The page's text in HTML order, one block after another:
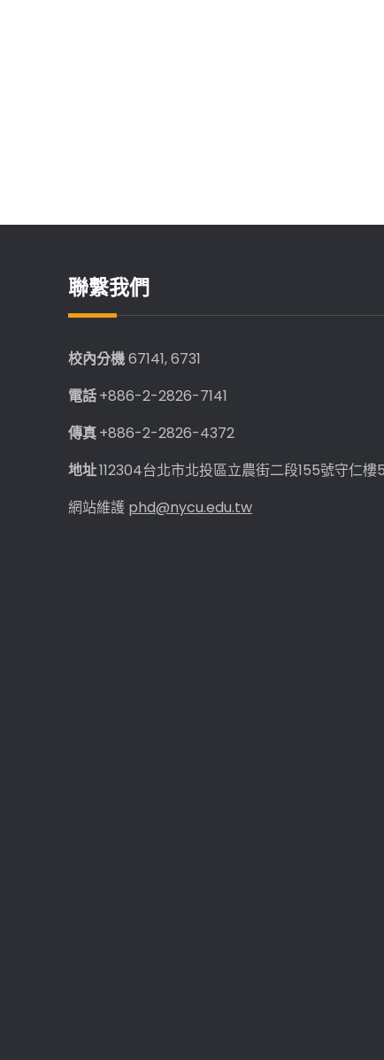
聯繫我們
校內分機67141, 6731
電話+886-2-2826-7141
傳真+886-2-2826-4372
地址112304台北市北投區立農街二段155號守仁樓
網站維護 phd@nycu.edu.tw